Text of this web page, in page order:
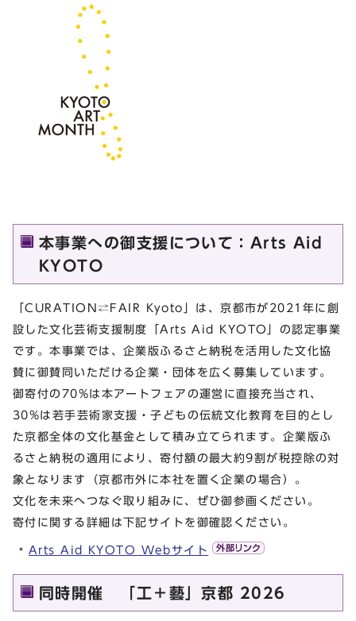
本事業への御⽀援について：Arts Aid
KYOTO
「CURATION⇄FAIR Kyoto」は、京都市が2021年に創
設した⽂化芸術⽀援制度「Arts Aid KYOTO」の認定事業
です。本事業では、企業版ふるさと納税を活⽤した⽂化協
賛に御賛同いただける企業・団体を広く募集しています。
御寄付の70%は本アートフェアの運営に直接充当され、
30%は若⼿芸術家⽀援・⼦どもの伝統⽂化教育を⽬的とし
た京都全体の⽂化基⾦として積み⽴てられます。企業版ふ
るさと納税の適⽤により、寄付額の最⼤約9割が税控除の対
象となります（京都市外に本社を置く企業の場合）。
⽂化を未来へつなぐ取り組みに、ぜひ御参画ください。
寄付に関する詳細は下記サイトを御確認ください。
Arts Aid KYOTO Webサイト
同時開催 「⼯＋藝」京都 2026